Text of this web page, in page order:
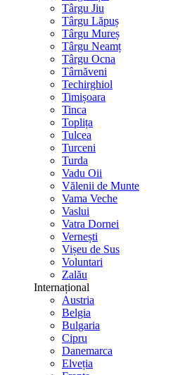
Târgu Jiu
Târgu Lăpuș
Târgu Mureș
Târgu Neamț
Târgu Ocna
Târnăveni
Techirghiol
Timișoara
Tinca
Toplița
Tulcea
Turceni
Turda
Vadu Oii
Vălenii de Munte
Vama Veche
Vaslui
Vatra Dornei
Vernești
Vișeu de Sus
Voluntari
Zalău
Internațional
Austria
Belgia
Bulgaria
Cipru
Danemarca
Elveția